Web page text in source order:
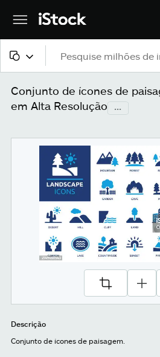
Todo o conteúdo
Imagens
Fotos
Ilustrações
Vetores
Vídeos
Conjunto de ícones de
em Alta Resolução
...
Descrição
Conjunto de ícones de paisagem.